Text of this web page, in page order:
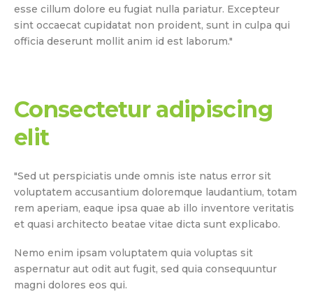
esse cillum dolore eu fugiat nulla pariatur. Excepteur
sint occaecat cupidatat non proident, sunt in culpa qui
officia deserunt mollit anim id est laborum."
Consectetur adipiscing
elit
"Sed ut perspiciatis unde omnis iste natus error sit
voluptatem accusantium doloremque laudantium, totam
rem aperiam, eaque ipsa quae ab illo inventore veritatis
et quasi architecto beatae vitae dicta sunt explicabo.
Nemo enim ipsam voluptatem quia voluptas sit
aspernatur aut odit aut fugit, sed quia consequuntur
magni dolores eos qui.